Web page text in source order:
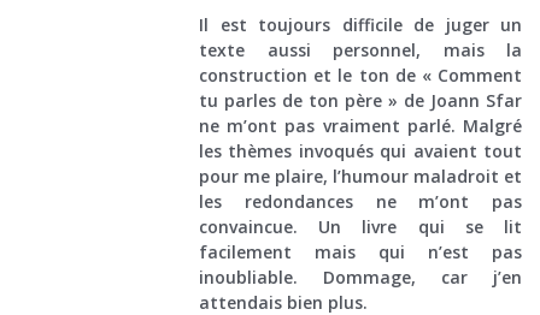
Il est toujours difficile de juger un
texte aussi personnel, mais la
construction et le ton de « Comment
tu parles de ton père » de Joann Sfar
ne m’ont pas vraiment parlé. Malgré
les thèmes invoqués qui avaient tout
pour me plaire, l’humour maladroit et
les redondances ne m’ont pas
convaincue. Un livre qui se lit
facilement mais qui n’est pas
inoubliable. Dommage, car j’en
attendais bien plus.